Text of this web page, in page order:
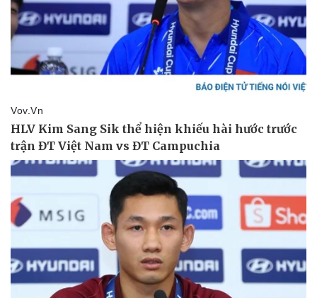
Thể thao
Thế giới thể thao
eSports
Ô tô - Xe máy
Xe máy
Tư vấn